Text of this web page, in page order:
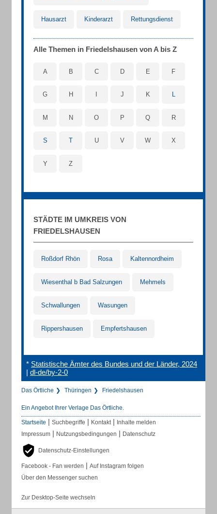
Hausarzt Kinderarzt Rettungsdienst
Alle Themen in Friedelshausen von A bis Z
A B C D E F
G H J K L
M N O P Q R
S T U V W X
Y Z
STÄDTE IM UMKREIS VON
FRIEDELSHAUSEN
Roßdorf Rhön Rosa Kaltennordheim
Wiesenthal b Bad Salzungen Mehmels
Schwallungen Wasungen
Rippershausen Empfertshausen
* Statistische Ämter des Bundes und der Länder, 2024
| dl-de/by-2-0
Das Örtliche Thüringen Friedelshausen
Ein Angebot Ihrer Verlage Das Örtliche.
Startseite | Suchbegriffe | Kontakt | Inhalte melden
Impressum | Nutzungsbedingungen | Datenschutz
Datenschutz-Einstellungen
Facebook - Fan werden | Auf Instagram folgen
Über den Messenger suchen
Zur Desktop-Seite wechseln